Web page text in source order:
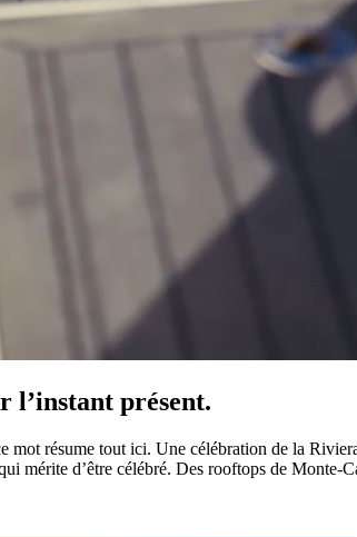
mot résume tout ici. Une célébration de la
mérite d’être célébré. Des rooftops de